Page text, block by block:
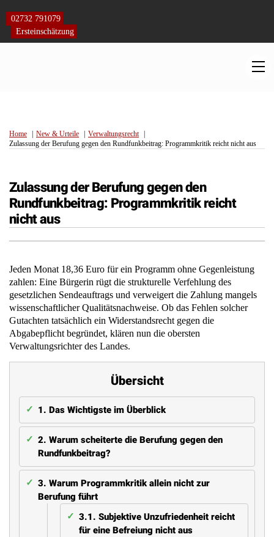
content
02732 791079
Ersteinschätzung
Home New & Urteile
Verwaltungsrecht
Zulassung der Berufung gegen den Rundfunkbeitrag: Programmkritik reicht nicht aus
Zulassung der Berufung gegen den
Rundfunkbeitrag: Programmkritik reicht
nicht aus
Jeden Monat 18,36 Euro für ein Programm ohne Gegenleistung
zahlen: Eine Bürgerin rügt die strukturelle Verfehlung des
gesetzlichen Sendeauftrags und verweigert die Zahlung mangels
wissenschaftlicher Qualitätsnachweise. Ob das Fehlen solcher
Gutachten tatsächlich ein Widerstandsrecht gegen die
Abgabepflicht begründet, klären nun die obersten
Verwaltungsrichter des Landes.
Übersicht
1. Das Wichtigste im Überblick
2. Warum scheiterte die Berufung gegen den
Rundfunkbeitrag?
3. Warum Programmkritik allein nicht zur
Berufung führt
3.1. Subjektive Unzufriedenheit reicht
für eine Befreiung nicht aus